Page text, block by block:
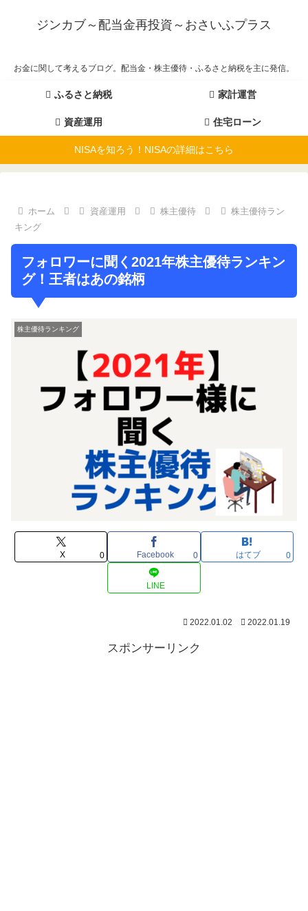
ジンカブ～配当金再投資～おさいふプラス
お金に関して考えるブログ。配当金・株主優待・ふるさと納税を主に発信。
ふるさと納税 家計運営
資産運用 住宅ローン
NISAを知ろう！NISAの詳細はこちら
ホーム 資産運用 株主優待
株主優待ラン
キング
フォロワーに聞く2021年株主優待ランキン
グ！王者はあの銘柄
株主優待ランキング
X 0 Facebook 0 はてブ 0
LINE
2022.01.02 2022.01.19
スポンサーリンク